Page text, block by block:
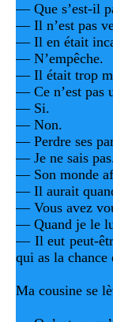
— Que s’est-il
— Il n’est pas
— Il en était
— N’empêche.
— Il était trop
— Ce n’est pas
— Si.
— Non.
— Perdre ses
— Je ne sais
— Son monde
— Il aurait
— Vous avez
— Quand je le
— Il eut peut-
qui as la chance
Ma cousine se